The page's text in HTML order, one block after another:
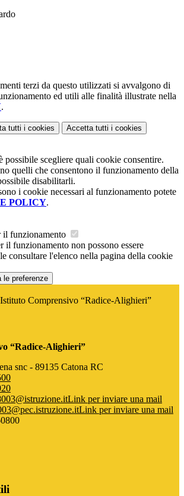
terzi da questo utilizzati si avvalgono di
ed utili alle finalità illustrate nella
.
tutti i cookies Accetta tutti i cookies
possibile scegliere quali cookie consentire.
quelli che consentono il funzionamento della
disabilitarli.
i cookie necessari al funzionamento potete
POLICY.
il funzionamento
il funzionamento non possono essere
consultare l'elenco nella pagina della cookie
le preferenze
Istituto Comprensivo “Radice-Alighieri”
“Radice-Alighieri”
snc - 89135 Catona RC
Link per inviare una mail
Link per inviare una mail